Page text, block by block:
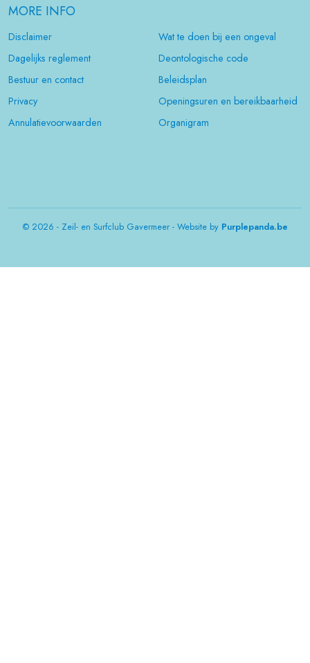
MORE INFO
Disclaimer
Wat te doen bij een ongeval
Dagelijks reglement
Deontologische code
Bestuur en contact
Beleidsplan
Privacy
Openingsuren en bereikbaarheid
Annulatievoorwaarden
Organigram
© 2026 - Zeil- en Surfclub Gavermeer - Website by Purplepanda.be